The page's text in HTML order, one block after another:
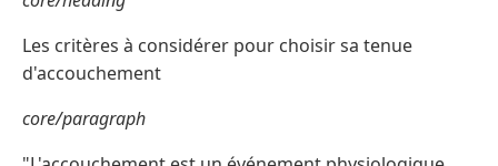
Les critères à considérer pour choisir sa tenue
d'accouchement
core/paragraph